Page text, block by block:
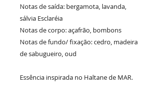
Notas de saída: bergamota, lavanda,
sálvia Esclaréia
Notas de corpo: açafrão, bombons
Notas de fundo/ fixação: cedro, madeira
de sabugueiro, oud
Essência inspirada no Haltane de MAR.